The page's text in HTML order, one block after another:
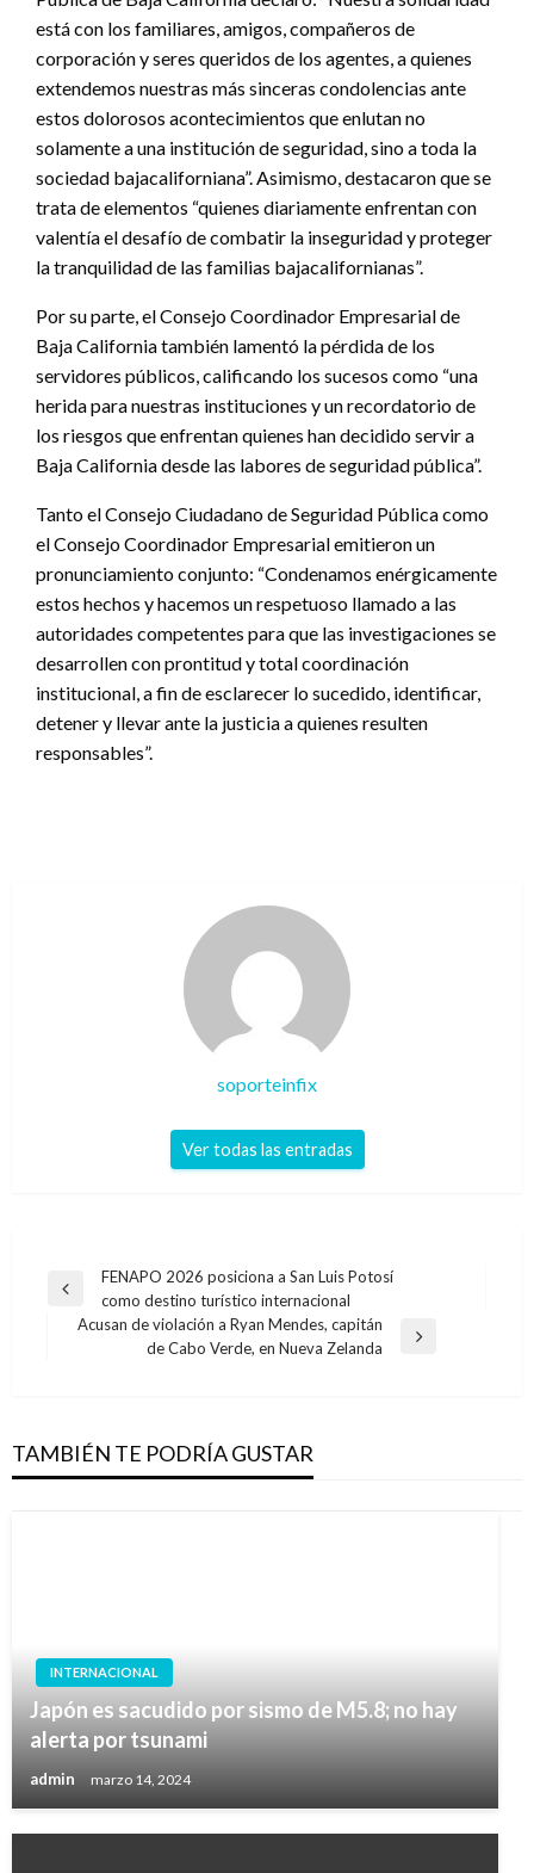
está con los familiares, amigos, compañeros de
corporación y seres queridos de los agentes, a quienes
extendemos nuestras más sinceras condolencias ante
estos dolorosos acontecimientos que enlutan no
solamente a una institución de seguridad, sino a toda la
sociedad bajacaliforniana”. Asimismo, destacaron que se
trata de elementos “quienes diariamente enfrentan con
valentía el desafío de combatir la inseguridad y proteger
la tranquilidad de las familias bajacalifornianas”.
Por su parte, el Consejo Coordinador Empresarial de
Baja California también lamentó la pérdida de los
servidores públicos, calificando los sucesos como “una
herida para nuestras instituciones y un recordatorio de
los riesgos que enfrentan quienes han decidido servir a
Baja California desde las labores de seguridad pública”.
Tanto el Consejo Ciudadano de Seguridad Pública como
el Consejo Coordinador Empresarial emitieron un
pronunciamiento conjunto: “Condenamos enérgicamente
estos hechos y hacemos un respetuoso llamado a las
autoridades competentes para que las investigaciones se
desarrollen con prontitud y total coordinación
institucional, a fin de esclarecer lo sucedido, identificar,
detener y llevar ante la justicia a quienes resulten
responsables”.
soporteinfix
Ver todas las entradas
Navegación
Entrada
anterior
FENAPO 2026 posiciona a San Luis Potosí
como destino turístico internacional
Acusan de violación a Ryan Mendes, capitán
de Cabo Verde, en Nueva Zelanda
TAMBIÉN TE PODRÍA GUSTAR
INTERNACIONAL
Japón es sacudido por sismo de M5.8; no hay
alerta por tsunami
admin marzo 14, 2024